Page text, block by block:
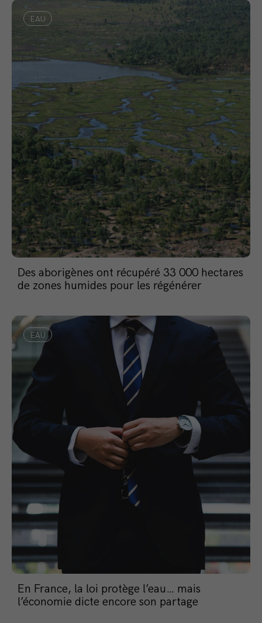
EAU
Des aborigènes ont récupéré 33 000 hectares
de zones humides pour les régénérer
EAU
En France, la loi protège l’eau… mais
l’économie dicte encore son partage